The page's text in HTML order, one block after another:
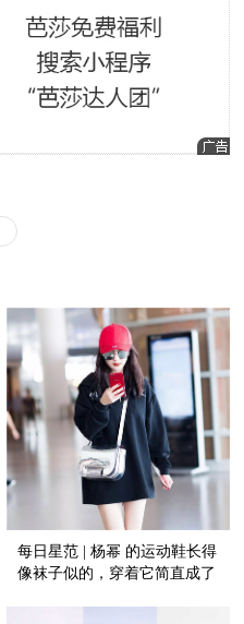
每日星范 | 杨幂 的运动鞋长得
像袜子似的，穿着它简直成了